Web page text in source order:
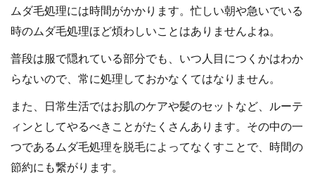
ムダ毛処理には時間がかかります。忙しい朝や急いでいる
時のムダ毛処理ほど煩わしいことはありませんよね。
普段は服で隠れている部分でも、いつ人目につくかはわか
らないので、常に処理しておかなくてはなりません。
また、日常生活ではお肌のケアや髪のセットなど、ルーテ
ィンとしてやるべきことがたくさんあります。その中の一
つであるムダ毛処理を脱毛によってなくすことで、時間の
節約にも繋がります。